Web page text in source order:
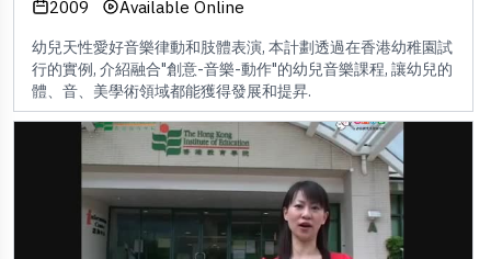
2009 Available Online
幼兒天性愛好音樂律動和肢體表演, 本計劃透過在香港幼稚園試
行的實例, 介紹融合"創意-音樂-動作"的幼兒音樂課程, 讓幼兒的
體、音、美學術領域都能獲得發展和提昇.